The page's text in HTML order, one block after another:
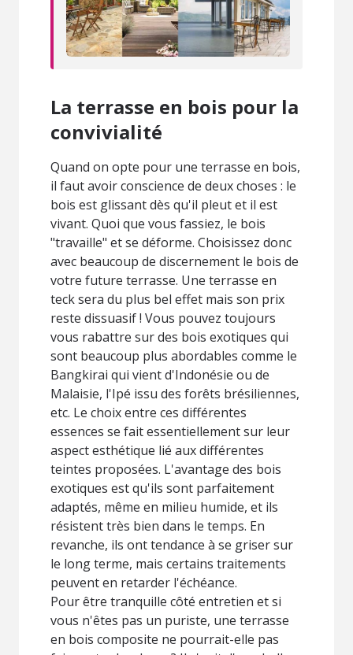
La terrasse en bois pour la
convivialité
Quand on opte pour une terrasse en bois,
il faut avoir conscience de deux choses : le
bois est glissant dès qu'il pleut et il est
vivant. Quoi que vous fassiez, le bois
"travaille" et se déforme. Choisissez donc
avec beaucoup de discernement le bois de
votre future terrasse. Une terrasse en
teck sera du plus bel effet mais son prix
reste dissuasif ! Vous pouvez toujours
vous rabattre sur des bois exotiques qui
sont beaucoup plus abordables comme le
Bangkirai qui vient d'Indonésie ou de
Malaisie, l'Ipé issu des forêts brésiliennes,
etc. Le choix entre ces différentes
essences se fait essentiellement sur leur
aspect esthétique lié aux différentes
teintes proposées. L'avantage des bois
exotiques est qu'ils sont parfaitement
adaptés, même en milieu humide, et ils
résistent très bien dans le temps. En
revanche, ils ont tendance à se griser sur
le long terme, mais certains traitements
peuvent en retarder l'échéance.
Pour être tranquille côté entretien et si
vous n'êtes pas un puriste, une terrasse
en bois composite ne pourrait-elle pas